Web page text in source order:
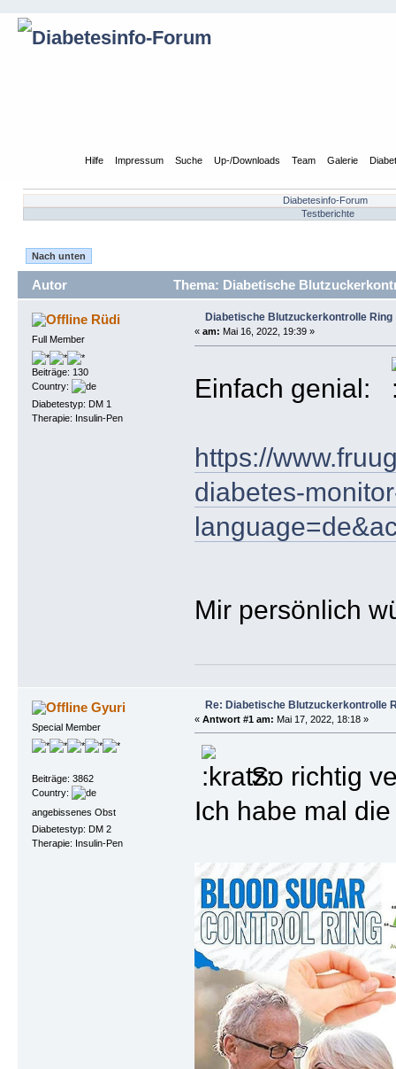
Hilfe Impressum Suche Up-/Downloads Team Galerie
Diabetesinfo-Forum
Testberichte
Nach unten
Autor Thema: Diabetische
Rüdi
Full Member
Beiträge: 130
Country:
Diabetestyp: DM 1
Therapie: Insulin-Pen
Diabetische Blutzuckerkontrolle Ring
« am: Mai 16, 2022, 19:39 »
Einfach genial:
https://
diabetes-
Mir persönlich
Gyuri
Special Member
Beiträge: 3862
Country:
angebissenes Obst
Diabetestyp: DM 2
Therapie: Insulin-Pen
Re: Diabetische Blutzuckerkontrolle
« Antwort #1 am: Mai 17, 2022, 18:18 »
So richtig
Ich habe mal